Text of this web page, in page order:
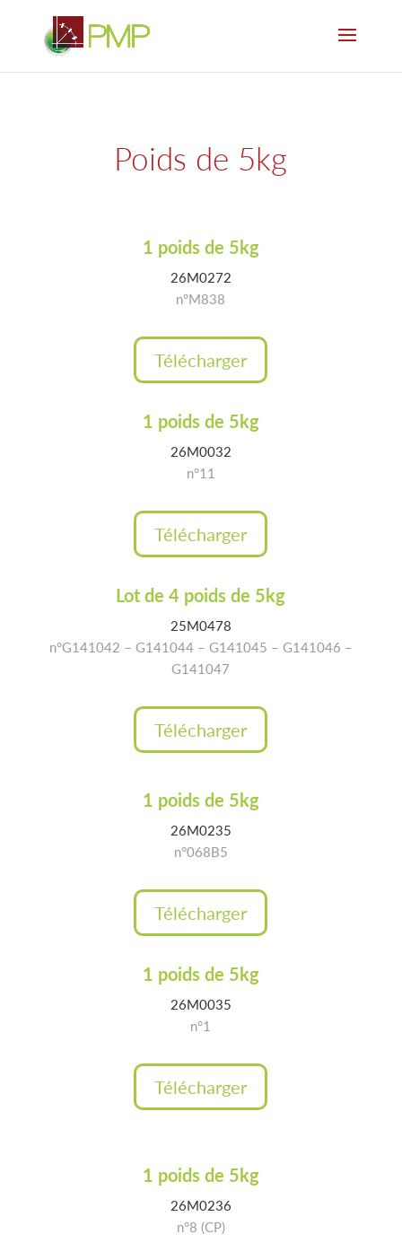
Poids de 5kg
1 poids de 5kg
26M0272
n°M838
Télécharger
1 poids de 5kg
26M0032
n°11
Télécharger
Lot de 4 poids de 5kg
25M0478
n°G141042 – G141044 – G141045 – G141046 –
G141047
Télécharger
1 poids de 5kg
26M0235
n°068B5
Télécharger
1 poids de 5kg
26M0035
n°1
Télécharger
1 poids de 5kg
26M0236
n°8 (CP)